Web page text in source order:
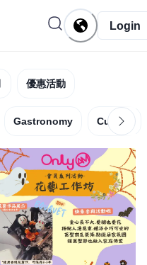
Login
優惠活動
Gastronomy Culture